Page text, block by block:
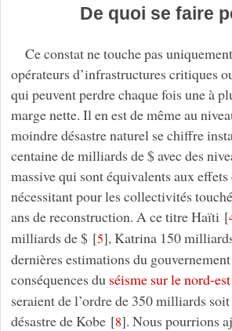
De quoi se faire
Ce constat ne touche pas
opérateurs d’infrastructures critiques
qui peuvent perdre chaque fois une à
marge nette. Il en est de même au
moindre désastre naturel se chiffre
centaine de milliards de $ avec des
massive qui sont équivalents aux effets
nécessitant pour les collectivités
ans de reconstruction. A ce titre Haïti [
milliards de $ [5], Katrina 150
dernières estimations du
conséquences du séisme sur le nord-
seraient de l’ordre de 350 milliards
désastre de Kobe[8]. Nous pourrions